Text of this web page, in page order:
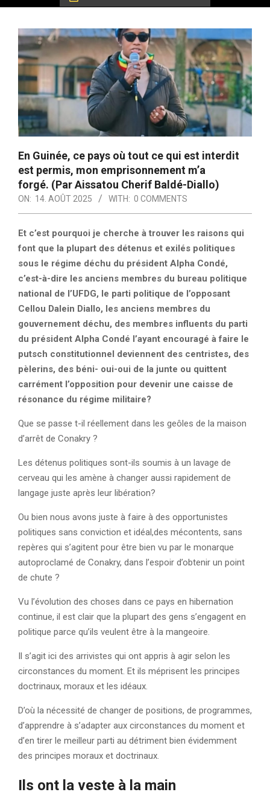
En Guinée, ce pays où tout ce qui est interdit
est permis, mon emprisonnement m’a
forgé. (Par Aissatou Cherif Baldé-Diallo)
ON: 14. AOÛT 2025 WITH: 0 COMMENTS
Et c’est pourquoi je cherche à trouver les raisons qui
font que la plupart des détenus et exilés politiques
sous le régime déchu du président Alpha Condé,
c’est-à-dire les anciens membres du bureau politique
national de l’UFDG, le parti politique de l’opposant
Cellou Dalein Diallo, les anciens membres du
gouvernement déchu, des membres influents du parti
du président Alpha Condé l’ayant encouragé à faire le
putsch constitutionnel deviennent des centristes, des
pèlerins, des béni- oui-oui de la junte ou quittent
carrément l’opposition pour devenir une caisse de
résonance du régime militaire?
Que se passe t-il réellement dans les geôles de la maison
d’arrêt de Conakry ?
Les détenus politiques sont-ils soumis à un lavage de
cerveau qui les amène à changer aussi rapidement de
langage juste après leur libération?
Ou bien nous avons juste à faire à des opportunistes
politiques sans conviction et idéal,des mécontents, sans
repères qui s’agitent pour être bien vu par le monarque
autoproclamé de Conakry, dans l’espoir d’obtenir un point
de chute ?
Vu l’évolution des choses dans ce pays en hibernation
continue, il est clair que la plupart des gens s’engagent en
politique parce qu’ils veulent être à la mangeoire.
Il s’agit ici des arrivistes qui ont appris à agir selon les
circonstances du moment. Et ils méprisent les principes
doctrinaux, moraux et les idéaux.
D’où la nécessité de changer de positions, de programmes,
d’apprendre à s’adapter aux circonstances du moment et
d’en tirer le meilleur parti au détriment bien évidemment
des principes moraux et doctrinaux.
Ils ont la veste à la main